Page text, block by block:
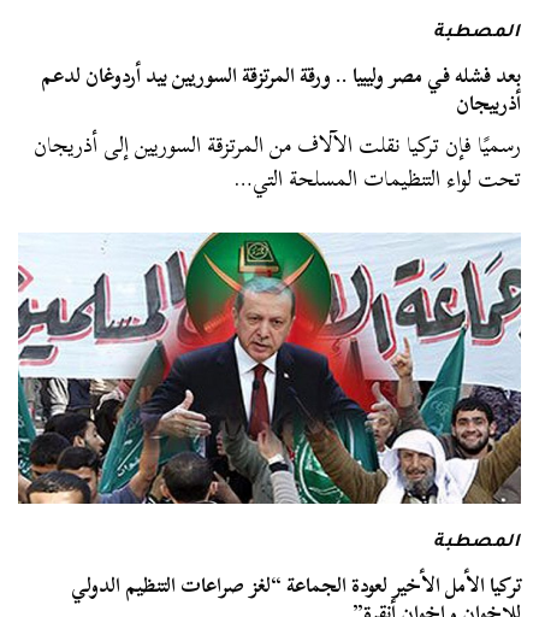
المصطبة
بعد فشله في مصر وليبيا .. ورقة المرتزقة السوريين بيد أردوغان لدعم
أذربيجان
رسميًا فإن تركيا نقلت الآلاف من المرتزقة السوريين إلى أذريجان
تحت لواء التنظيمات المسلحة التي…
المصطبة
تركيا الأمل الأخير لعودة الجماعة “لغز صراعات التنظيم الدولي